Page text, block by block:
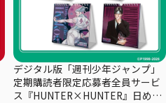
デジタル版「週刊少年ジャンプ」
定期購読者限定応募者全員サービ
ス『HUNTER×HUNTER』日めく